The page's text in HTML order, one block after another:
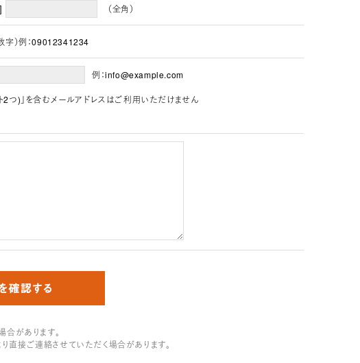
（全角）
字）例：09012341234
例：info@example.com
2つ)」を含むメールアドレスはご利用いただけません
合があります。
直接ご連絡させていただく場合があります。